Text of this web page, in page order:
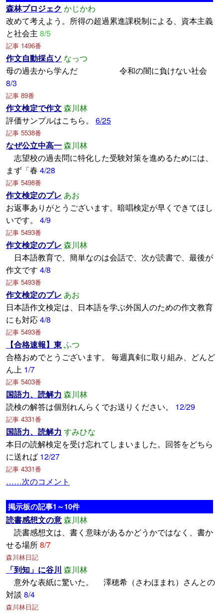
森林プロジェク かじかわ
改めて考えよう。所得の超過累進課税制による、資本主義
と社会主 8/5
記事 1496番
作文自動採点ソ なっつ
母の過去から学んだ 令和の闇に負けない社会
8/3
記事 89番
作文検定で作文森川林
評価サンプルはこちら。 6/25
記事 5538番
なぜ公立中高一森川林
志望校の過去問に特化した受験対策を進めるためには、
まず「春 4/28
記事 5498番
作文検定のプレ あお
お返事ありがとうございます。暗唱検定が早くできてほし
いです。
4/9
記事 5493番
作文検定のプレ 森川林
日本語教育で、簡単なのは会話で、次が読書で、最後が
作文です 4/8
記事 5493番
作文検定のプレ あお
日本語作文検定は、日本語を学ぶ外国人のための作文教育
にも対応4/8
記事 5493番
【合格速報】東ふつ
合格おめでとうございます。 毎週真剣に取り組み、どんど
ん上 1/7
記事 5403番
国語力、読解力 森川林
読検の解答は個別れんらくでお送りください。
12/29
記事 4331番
国語力、読解力 すみひな
本日の読解検定を受け忘れてしまいました。回答をどちら
に送れば 12/27
記事 4331番
……次のコメント
掲示板の記事1～10件
読書感想文の意森川林
読書感想文は、書く意味があるかどうかではなく、書か
せる場所8/7
森川林日記
「到知」に谷川 森川林
意外な表紙に驚いた。 澤穂希（さわほまれ）さんとの
対談 8/4
森川林日記